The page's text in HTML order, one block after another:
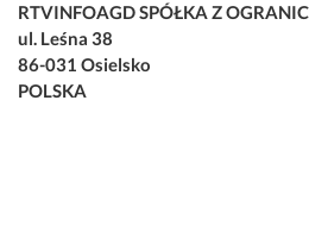
RTVINFOAGD SPÓŁKA Z
ul. Leśna 38
86-031 Osielsko
POLSKA